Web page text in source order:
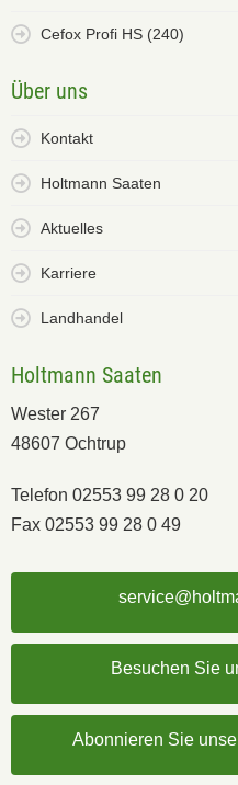
Cefox Profi HS (240)
Über uns
Kontakt
Holtmann Saaten
Aktuelles
Karriere
Landhandel
Holtmann Saaten
Wester 267
48607 Ochtrup
Telefon 02553 99 28 0 20
Fax 02553 99 28 0 49
Besuchen Sie
Abonnieren Sie